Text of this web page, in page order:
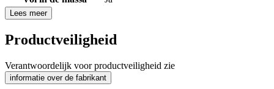
Lees meer
Productveiligheid
Verantwoordelijk voor productveiligheid zie
informatie over de fabrikant